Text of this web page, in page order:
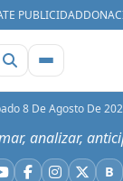
PUBLICIDAD
8 De Agosto De
analizar,
B